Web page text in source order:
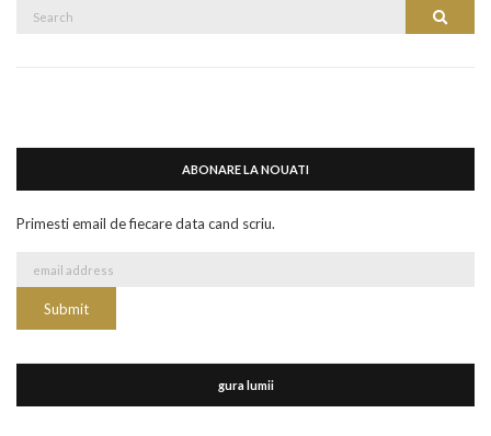
Search
ABONARE LA NOUATI
Primesti email de fiecare data cand scriu.
gura lumii